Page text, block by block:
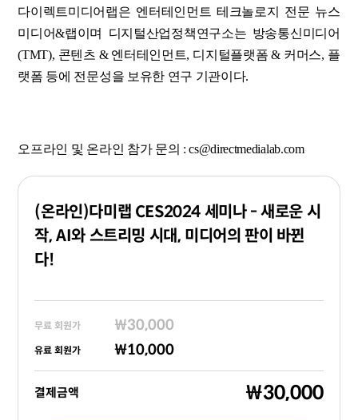
다이렉트미디어랩은 엔터테인먼트 테크놀로지 전문 뉴스
미디어&랩이며 디지털산업정책연구소는 방송통신미디어
(TMT), 콘텐츠 & 엔터테인먼트, 디지털플랫폼 & 커머스, 플
랫폼 등에 전문성을 보유한 연구 기관이다.
오프라인 및 온라인 참가 문의 : cs@directmedialab.com
(온라인)다미랩 CES2024 세미나 - 새로운 시
작, AI와 스트리밍 시대, 미디어의 판이 바뀐
다!
무료 회원가 ₩30,000
유료 회원가 ₩10,000
결제금액 ₩30,000